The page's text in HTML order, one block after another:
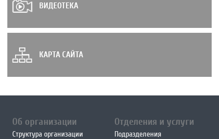
ВИДЕОТЕКА
КАРТА САЙТА
Об организации
Структура организации
Отделения и услуги
Подразделения